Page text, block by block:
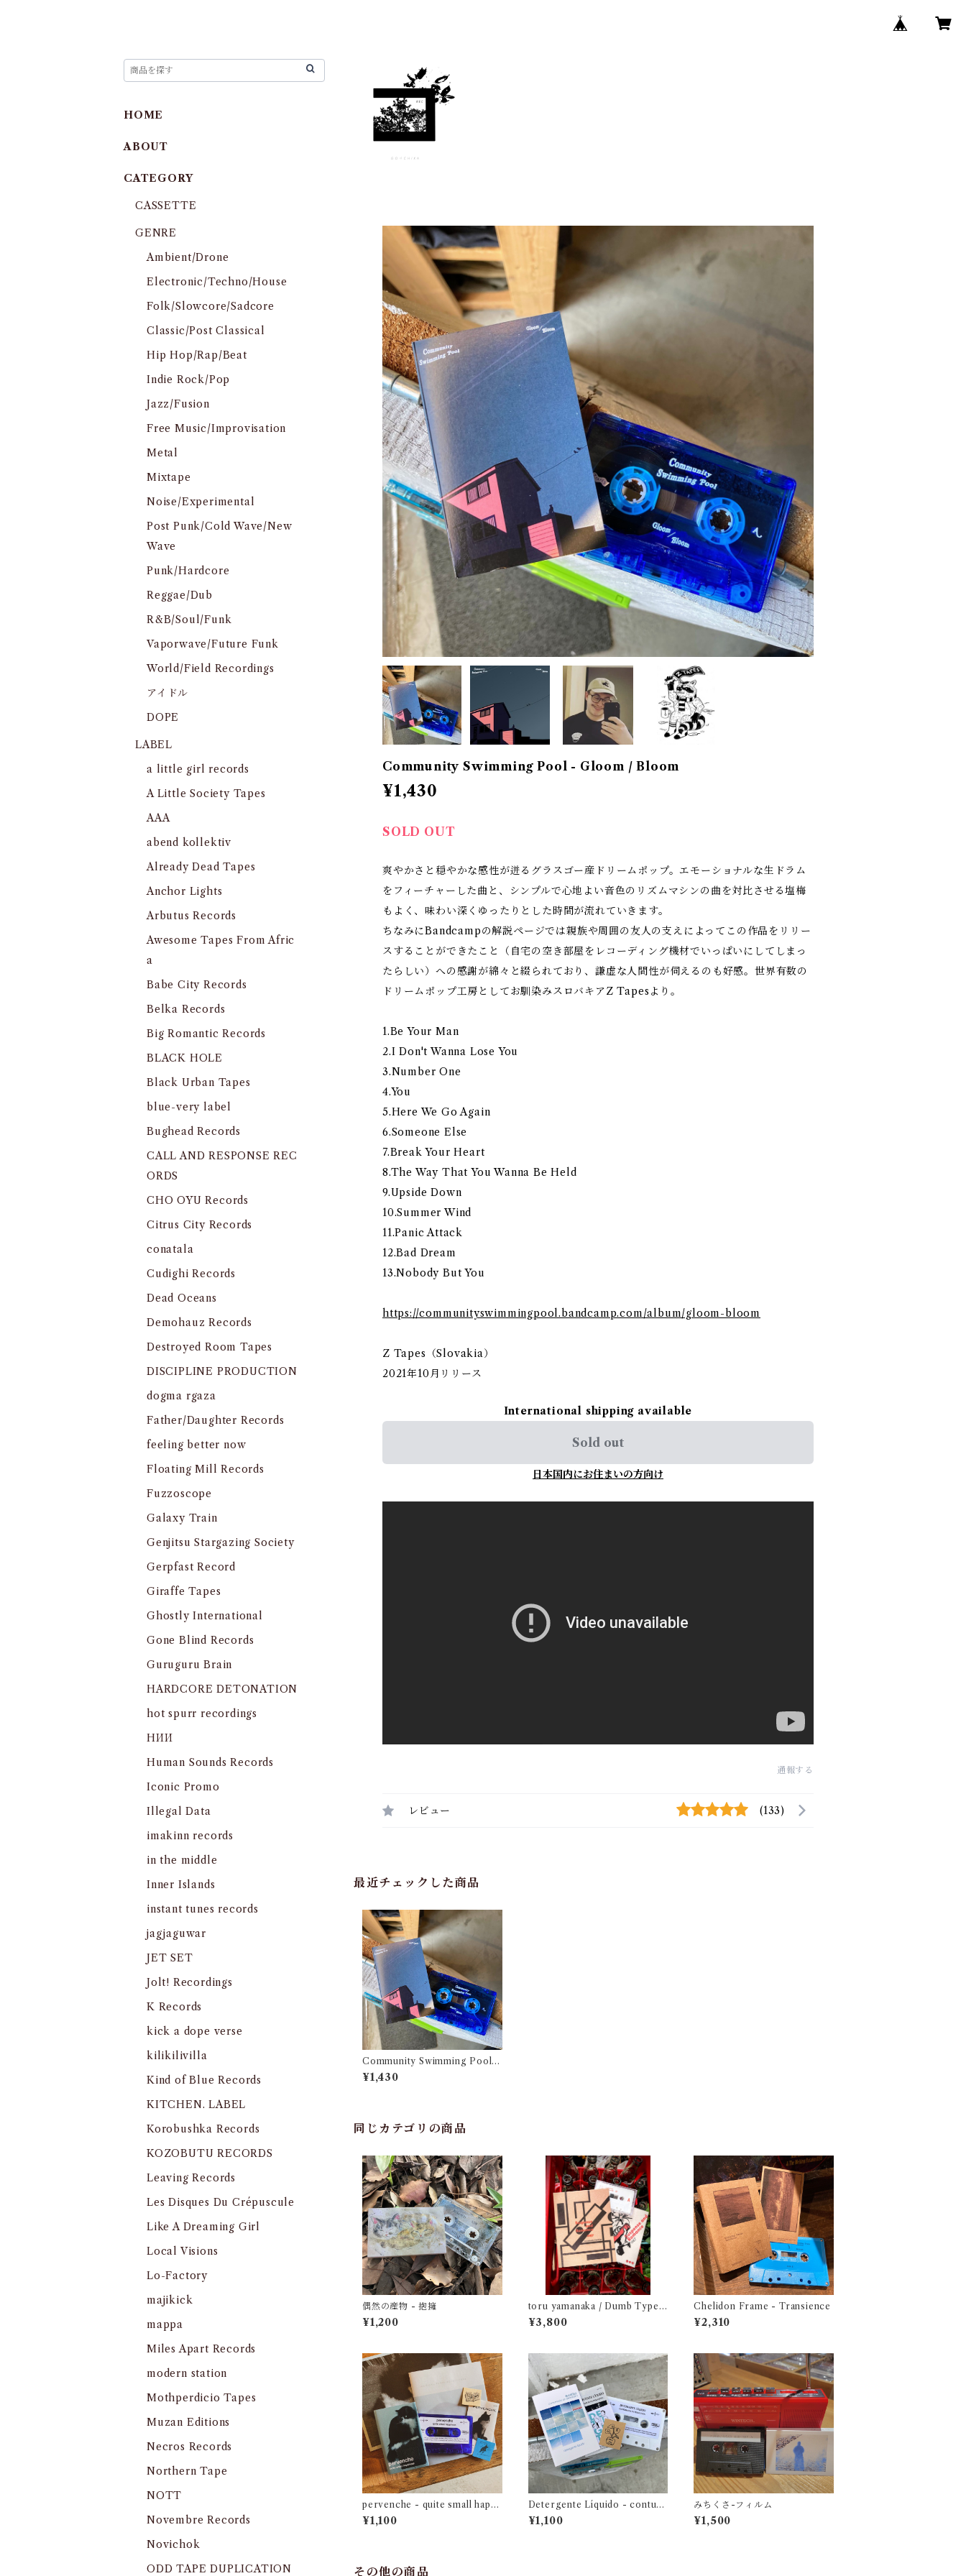
Community Swimming Pool - Gloom / Bloom
¥1,430
SOLD OUT
爽やかさと穏やかな感性が迸るグラスゴー産ドリームポップ。エモーショナルな生ドラム
をフィーチャーした曲と、シンプルで心地よい音色のリズムマシンの曲を対比させる塩梅
もよく、味わい深くゆったりとした時間が流れていきます。
ちなみにBandcampの解説ページでは親族や周囲の友人の支えによってこの作品をリリー
スすることができたこと（自宅の空き部屋をレコーディング機材でいっぱいにしてしまっ
たらしい）への感謝が綿々と綴られており、謙虚な人間性が伺えるのも好感。世界有数の
ドリームポップ工房としてお馴染みスロバキアZ Tapesより。
1.Be Your Man
2.I Don't Wanna Lose You
3.Number One
4.You
5.Here We Go Again
6.Someone Else
7.Break Your Heart
8.The Way That You Wanna Be Held
9.Upside Down
10.Summer Wind
11.Panic Attack
12.Bad Dream
13.Nobody But You
https://communityswimmingpool.bandcamp.com/album/gloom-bloom
Z Tapes（Slovakia）
2021年10月リリース
International shipping available
Sold out
日本国内にお住まいの方向け
通報する
レビュー (133)
最近チェックした商品
Community Swimming Pool -
Gloom / Bloom
¥1,430
同じカテゴリの商品
偶然の産物 - 抱擁
¥1,200
toru yamanaka / Dumb Type -
Suspense and Romance 1987
（casette + book）
¥3,800
Chelidon Frame - Transience
¥2,310
pervenche - quite small happi
ness
¥1,100
Detergente Líquido - contum
acia en primavera
¥1,100
みちくさ-フィルム
¥1,500
その他の商品
HOME
ABOUT
CATEGORY
CASSETTE
GENRE
Ambient/Drone
Electronic/Techno/House
Folk/Slowcore/Sadcore
Classic/Post Classical
Hip Hop/Rap/Beat
Indie Rock/Pop
Jazz/Fusion
Free Music/Improvisation
Metal
Mixtape
Noise/Experimental
Post Punk/Cold Wave/New
Wave
Punk/Hardcore
Reggae/Dub
R&B/Soul/Funk
Vaporwave/Future Funk
World/Field Recordings
アイドル
DOPE
LABEL
a little girl records
A Little Society Tapes
AAA
abend kollektiv
Already Dead Tapes
Anchor Lights
Arbutus Records
Awesome Tapes From Afric
a
Babe City Records
Belka Records
Big Romantic Records
BLACK HOLE
Black Urban Tapes
blue-very label
Bughead Records
CALL AND RESPONSE REC
ORDS
CHO OYU Records
Citrus City Records
conatala
Cudighi Records
Dead Oceans
Demohauz Records
Destroyed Room Tapes
DISCIPLINE PRODUCTION
dogma rgaza
Father/Daughter Records
feeling better now
Floating Mill Records
Fuzzoscope
Galaxy Train
Genjitsu Stargazing Society
Gerpfast Record
Giraffe Tapes
Ghostly International
Gone Blind Records
Guruguru Brain
HARDCORE DETONATION
hot spurr recordings
HИИ
Human Sounds Records
Iconic Promo
Illegal Data
imakinn records
in the middle
Inner Islands
instant tunes records
jagjaguwar
JET SET
Jolt! Recordings
K Records
kick a dope verse
kilikilivilla
Kind of Blue Records
KITCHEN. LABEL
Korobushka Records
KOZOBUTU RECORDS
Leaving Records
Les Disques Du Crépuscule
Like A Dreaming Girl
Local Visions
Lo-Factory
majikick
mappa
Miles Apart Records
modern station
Mothperdicio Tapes
Muzan Editions
Necros Records
Northern Tape
NOTT
Novembre Records
Novichok
ODD TAPE DUPLICATION